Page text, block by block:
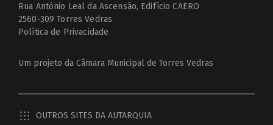
Rua António Leal da Ascensão, Edifício CAERO
2560-309 Torres Vedras
Política de Privacidade
Um projeto da Câmara Municipal de Torres Vedras
OUTROS SITES DA AUTARQUIA